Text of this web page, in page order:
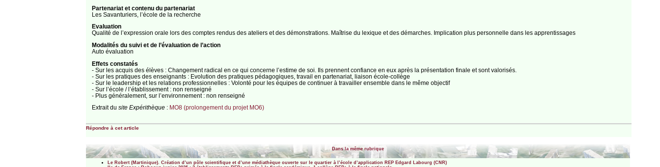
Partenariat et contenu du partenariat
Les Savanturiers, l’école de la recherche
Evaluation
Qualité de l’expression orale lors des comptes rendus des ateliers et des démonstrations. Maîtrise du lexique et des démarches. Implication plus personnelle dans les apprentissages
Modalités du suivi et de l’évaluation de l’action
Auto évaluation
Effets constatés
- Sur les acquis des élèves : Changement radical en ce qui concerne l’estime de soi. Ils prennent confiance en eux après la présentation finale et sont valorisés.
- Sur les pratiques des enseignants : Evolution des pratiques pédagogiques, travail en partenariat, liaison école-collège
- Sur le leadership et les relations professionnelles : Volonté pour les équipes de continuer à travailler ensemble dans le même objectif
- Sur l’école / l’établissement : non renseigné
- Plus généralement, sur l’environnement : non renseigné
Extrait du site Expérithèque: MO8 (prolongement du projet MO6)
Répondre à cet article
Dans la même rubrique
Le Robert (Martinique). Création d’un pôle scientifique et d’une médiathèque ouverte sur le quartier à l’école d’application REP Edgard Labourg (CNR)